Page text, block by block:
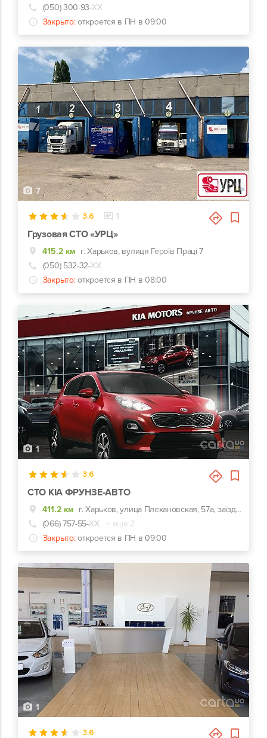
(050) 300-93-ХХ
Закрыто: откроется в ПН в 09:00
7
3.6 1
Грузовая СТО «УРЦ»
415.2 км г. Харьков, вулиця Героїв Праці 7
(050) 532-32-ХХ
Закрыто: откроется в ПН в 08:00
1
3.6
СТО KIA ФРУНЗЕ-АВТО
411.2 км
г. Харьков, улица Плехановская, 57а, заїзд навпроти центрального входу Металіст
(066) 757-55-ХХ
+ еще 2
Закрыто: откроется в ПН в 09:00
1
3.6